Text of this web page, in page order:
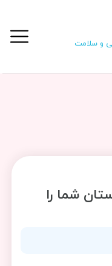
و سلامت
شما را